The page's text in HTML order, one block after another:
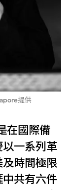
提供
在國際備
一系列革
時間極限
共有六件